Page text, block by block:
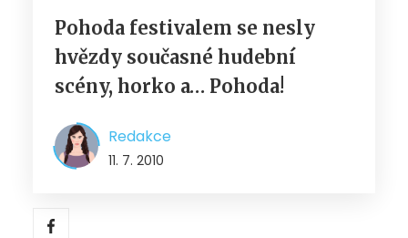
Pohoda festivalem se nesly
hvězdy současné hudební
scény, horko a… Pohoda!
Redakce
11. 7. 2010